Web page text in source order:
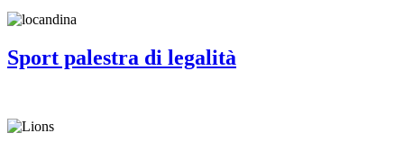
Sport palestra di legalità